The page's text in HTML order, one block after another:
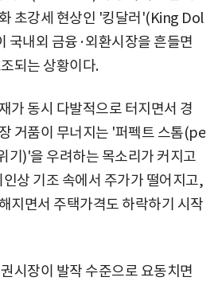
초강세 현상인 '킹달러'(King Dol
국내외 금융·외환시장을 흔들면
되는 상황이다.
가 동시 다발적으로 터지면서 경
거품이 무너지는 '퍼펙트 스톰(pe
)'을 우려하는 목소리가 커지고
상 기조 속에서 주가가 떨어지고,
지면서 주택가격도 하락하기 시작
시장이 발작 수준으로 요동치면